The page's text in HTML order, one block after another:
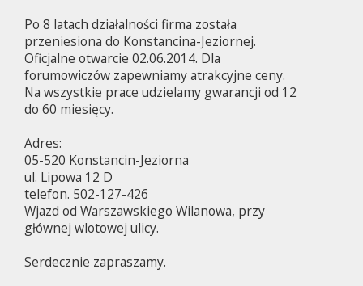
Po 8 latach działalności firma została
przeniesiona do Konstancina-Jeziornej.
Oficjalne otwarcie 02.06.2014. Dla
forumowiczów zapewniamy atrakcyjne ceny.
Na wszystkie prace udzielamy gwarancji od 12
do 60 miesięcy.
Adres:
05-520 Konstancin-Jeziorna
ul. Lipowa 12 D
telefon. 502-127-426
Wjazd od Warszawskiego Wilanowa, przy
głównej wlotowej ulicy.
Serdecznie zapraszamy.